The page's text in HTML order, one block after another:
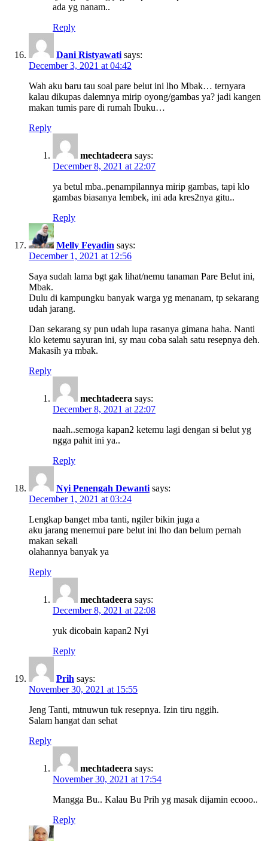
ada yg nanam..
Reply
Dani Ristyawati says:
December 3, 2021 at 04:42
Wah aku baru tau soal pare belut ini lho Mbak… ternyara
kalau dikupas dalemnya mirip oyong/gambas ya? jadi kangen
makan tumis pare di rumah Ibuku…
Reply
mechtadeera says:
December 8, 2021 at 22:07
ya betul mba..penampilannya mirip gambas, tapi klo
gambas biasanya lembek, ini ada kres2nya gitu..
Reply
Melly Feyadin says:
December 1, 2021 at 12:56
Saya sudah lama bgt gak lihat/nemu tanaman Pare Belut ini,
Mbak.
Dulu di kampungku banyak warga yg menanam, tp sekarang
udah jarang.
Dan sekarang sy pun udah lupa rasanya gimana haha. Nanti
klo ketemu sayuran ini, sy mau coba salah satu resepnya deh.
Makasih ya mbak.
Reply
mechtadeera says:
December 8, 2021 at 22:07
naah..semoga kapan2 ketemu lagi dengan si belut yg
ngga pahit ini ya..
Reply
Nyi Penengah Dewanti says:
December 1, 2021 at 03:24
Lengkap banget mba tanti, ngiler bikin juga a
aku jarang menemui pare belut ini lho dan belum pernah
makan sekali
olahannya banyak ya
Reply
mechtadeera says:
December 8, 2021 at 22:08
yuk dicobain kapan2 Nyi
Reply
Prih says:
November 30, 2021 at 15:55
Jeng Tanti, mtnuwun tuk resepnya. Izin tiru nggih.
Salam hangat dan sehat
Reply
mechtadeera says:
November 30, 2021 at 17:54
Mangga Bu.. Kalau Bu Prih yg masak dijamin ecooo..
Reply